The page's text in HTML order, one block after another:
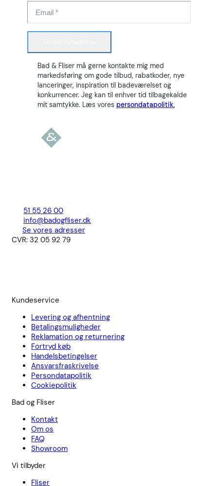
Bad & Fliser må gerne kontakte mig med
markedsføring om gode tilbud, rabatkoder, nye
lanceringer, inspiration til badeværelset og
konkurrencer. Jeg kan til enhver tid tilbagekalde
mit samtykke. Læs vores persondatapolitik.
51 55 26 00
info@badogfliser.dk
Se vores adresser
CVR: 32 05 92 79
Kundeservice
Levering og afhentning
Betalingsmuligheder
Reklamation og returnering
Fortryd køb
Handelsbetingelser
Ansvarsfraskrivelse
Persondatapolitik
Cookiepolitik
Bad og Fliser
Kontakt
Om os
FAQ
Showroom
Vi tilbyder
Fliser